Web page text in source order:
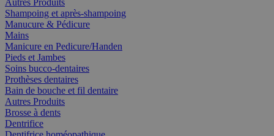
Autres Produits
Shampoing et après-shampoing
Manucure & Pédicure
Mains
Manicure en Pedicure/Handen
Pieds et Jambes
Soins bucco-dentaires
Prothèses dentaires
Bain de bouche et fil dentaire
Autres Produits
Brosse à dents
Dentrifice